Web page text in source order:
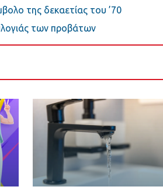
της δεκαετίας του ’70
των προβάτων